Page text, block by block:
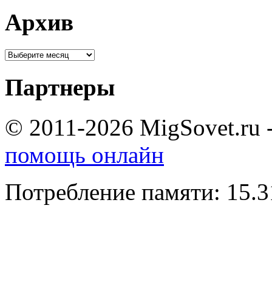
Архив
Партнеры
© 2011-2026 MigSovet.ru
помощь онлайн
Потребление памяти: